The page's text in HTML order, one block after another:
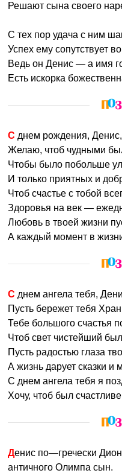
Решают сына своего
С тех пор удача с ним
Успех ему сопутствует
Ведь он Денис — а имя
Есть искорка
С днем рождения,
Желаю, чтоб чудными
Чтобы было побольше
И только приятных и
Чтоб счастье с тобой
Здоровья на век —
Любовь в твоей жизни
А каждый момент в
С днем ангела тебя,
Пусть бережет тебя
Тебе большого счастья
Чтоб свет чистейший
Пусть радостью глаза
А жизнь дарует сказки и
С днем ангела тебя я
Хочу, чтоб был
Денис по—гречески
античного Олимпа сын.